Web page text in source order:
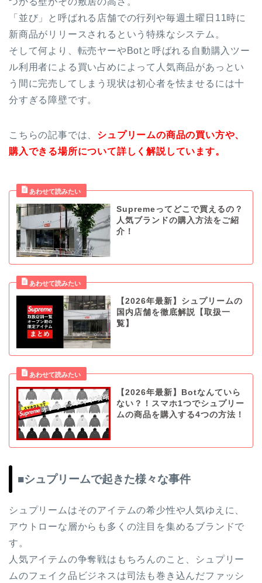
「並び」と呼ばれる店舗での行列や毎週土曜日11時に
新商品がリリースされるという特殊なシステム。
そして何より、転売ヤーやBotと呼ばれる自動購入ツー
ル利用者による買い占めによって人気商品があっとい
う間に完売してしまう現状は初心者を怯ませるには十
分すぎる障壁です。
こちらの記事では、 シュプリームの商品の買い方や、
購入できる場所について詳しく解説しています。
Supremeってどこで買えるの？
人気ブランドの購入方法をご紹
介！
【2026年最新】シュプリームの
国内店舗を徹底解説【取扱一
覧】
【2026年最新】Botなんていら
ない？！スマホ1つでシュプリー
ムの商品を購入する4つの方法！
■シュプリームで起きた様々な事件
シュプリームはそのアイテムの希少性や人気ゆえに、
アウトローな層からも多くの注目を集めるブランドで
す。
人気アイテムの争奪戦はもちろんのこと、シュプリー
ムのフェイク品ビジネスは司法も巻き込んだファッシ